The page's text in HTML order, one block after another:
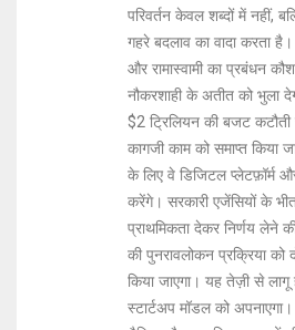
परिवर्तन केवल शब्दों में नहीं,
गहरे बदलाव का वादा करता
और रामास्वामी का प्रबंधन
नौकरशाही के अतीत को भुला
$2 ट्रिलियन की बजट
कागजी काम को समाप्त किया
के लिए वे डिजिटल प्लेटफ़ॉर्म
करेंगे। सरकारी एजेंसियों के
प्राथमिकता देकर निर्णय लेने
की पुनरावलोकन प्रक्रिया को
किया जाएगा। यह तेज़ी से लागू
स्टार्टअप मॉडल को